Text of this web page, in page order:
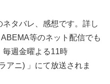
タバレ、感想です。詳し
等のネット配信でも
毎週金曜よる11時
アニ) 」にて放送されま